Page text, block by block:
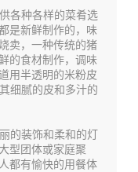
各种各样的菜肴选
是新鲜制作的，味
卖，一种传统的猪
的食材制作，调味
用半透明的米粉皮
细腻的皮和多汁的
的装饰和柔和的灯
型团体或家庭聚
都有愉快的用餐体